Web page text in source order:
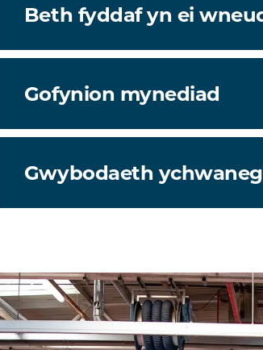
Beth fyddaf yn ei
Gofynion mynediad
Gwybodaeth